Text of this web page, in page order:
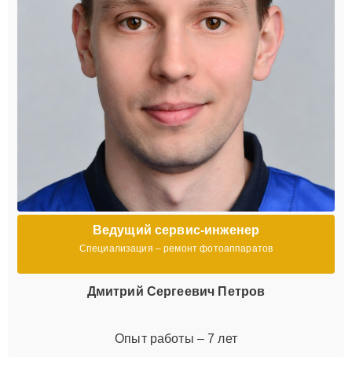
Ведущий сервис-инженер
Специализация – ремонт фотоаппаратов
Дмитрий Сергеевич Петров
Опыт работы – 7 лет